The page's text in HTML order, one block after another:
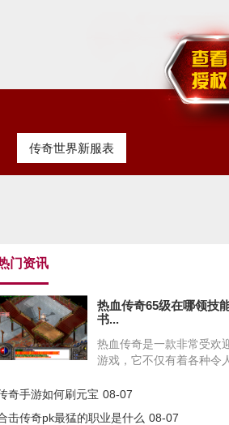
传奇世界新服表
门资讯
热血传奇65级在哪领技
书...
热血传奇是一款非常受欢
游戏，它不仅有着各种令
奇手游如何刷元宝 08-07
击传奇pk最猛的职业是什么 08-07